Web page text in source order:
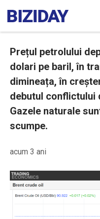
Prețul petrolului
dolari pe baril, în
dimineața, în
debutul conflictului
Gazele naturale
scumpe.
acum 3 ani